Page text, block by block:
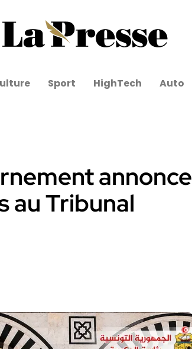
Sport HighTech Auto
annonce
au Tribunal